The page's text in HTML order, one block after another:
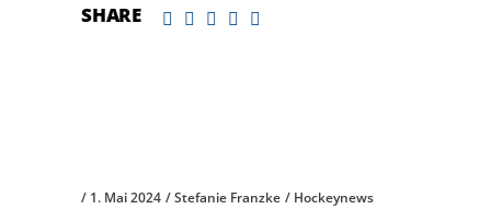
SHARE
1. Mai 2024 Stefanie Franzke Hockeynews